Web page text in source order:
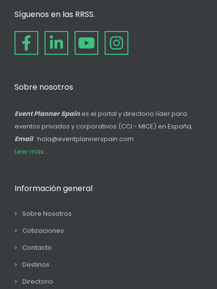
Síguenos en las RRSS.
Sobre nosotros
Event Planner Spain es el portal y directorio líder para
eventos privados y corporativos (CCI - MICE) en España,
Email: hola@eventplannerspain.com
Leer más...
Información general
Sobre Nosotros
Cotizaciones
Contacto
Destinos
Directorio